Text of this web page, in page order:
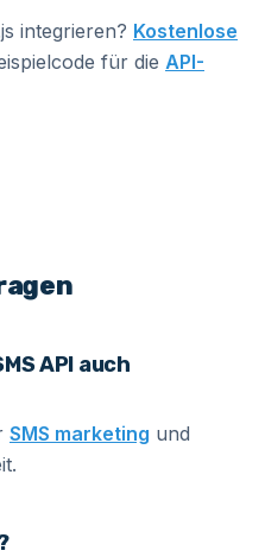
integrieren? Kostenlose
für die API-
API auch
SMS marketing und